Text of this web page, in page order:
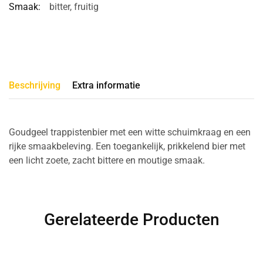
Smaak:
bitter, fruitig
Beschrijving Extra informatie
Goudgeel trappistenbier met een witte schuimkraag en een
rijke smaakbeleving. Een toegankelijk, prikkelend bier met
een licht zoete, zacht bittere en moutige smaak.
Gerelateerde Producten